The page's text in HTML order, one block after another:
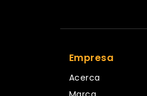
Empresa
Acerca